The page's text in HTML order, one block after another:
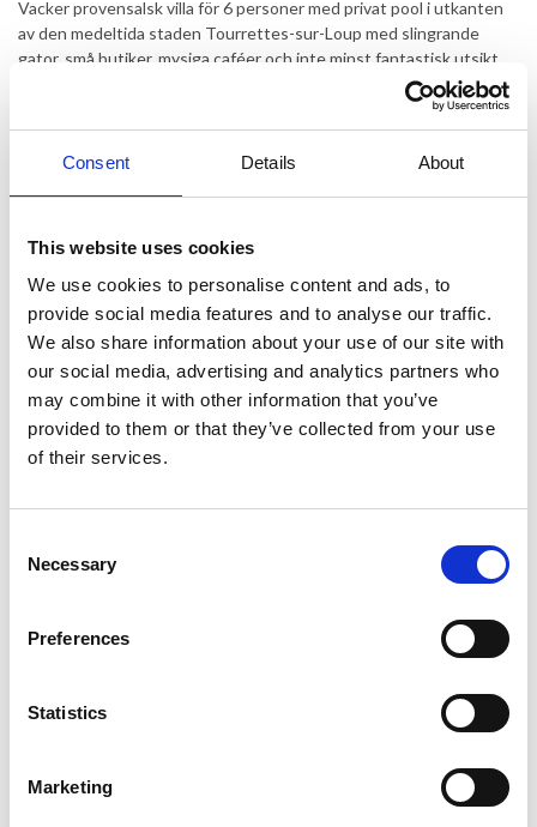
Consent Details About
This website uses cookies
We use cookies to personalise content and ads, to
provide social media features and to analyse our traffic.
We also share information about your use of our site with
our social media, advertising and analytics partners who
may combine it with other information that you’ve
provided to them or that they’ve collected from your use
of their services.
Selection
Necessary
Preferences
Statistics
Marketing
Vacker provensalsk villa för 6 personer med privat pool i utkanten
av den medeltida staden Tourrettes-sur-Loup med slingrande
gator, små butiker, mysiga caféer och inte minst fantastisk utsikt
över den omgivande landsbygden. Trots närheten till staden ligger
huset på en inhägnad tomt i gröna omgivningar med en fantastisk
utsikt.
som Saint-Paul-de-Vence (8 km), Nice (23 km), Cannes (33 km) och
balanserar på så sätt Provences unika med en ljus och vänlig
inredning, härliga uteplatser med ett stort trevligt poolområde,
terrasser och solstolar.
Villan (182 m2) är i 3 våningar och innehåller på bottenvåningen
huvudentrén, där man först möter gavelväggens stora
panoramafönster i det mysiga vardagsrummet/matsalen med
öppen spis. Husets välutrustade kök samt den vackra stentrappan
På nedervåningen finns en fristående lägenhet med eget kök, 1
utgång till trädgården med en vacker altan och ett trevligt utekök.